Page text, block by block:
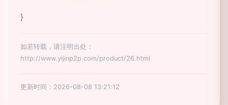
}
如若转载，请注明出处：
http://www.yijinp2p.com/product/26.html
更新时间：2026-08-08 13:21:12